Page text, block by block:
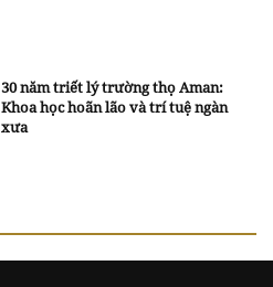
30 năm triết lý trường thọ Aman:
Khoa học hoãn lão và trí tuệ ngàn
xưa